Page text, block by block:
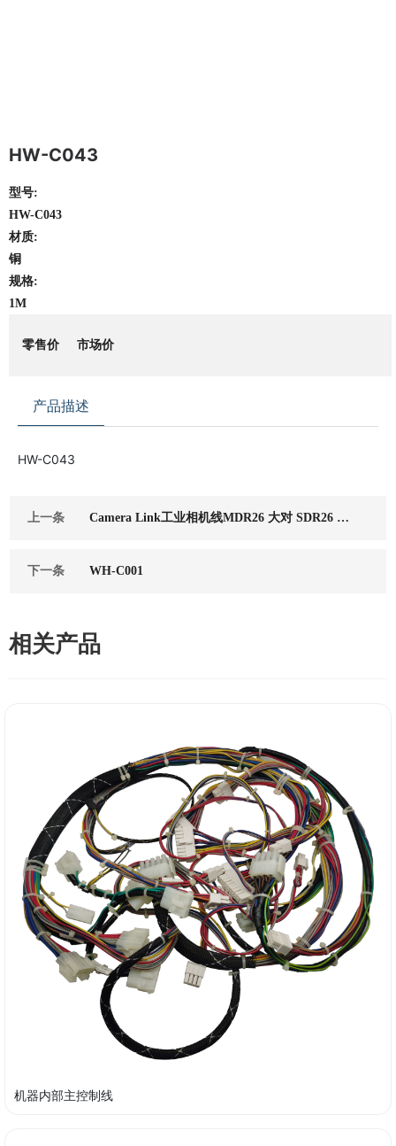
HW-C043
型号:
HW-C043
材质:
铜
规格:
1M
零售价 市场价
产品描述
HW-C043
上一条
Camera Link工业相机线MDR26 大对 SDR26 小
下一条 WH-C001
相关产品
机器内部主控制线